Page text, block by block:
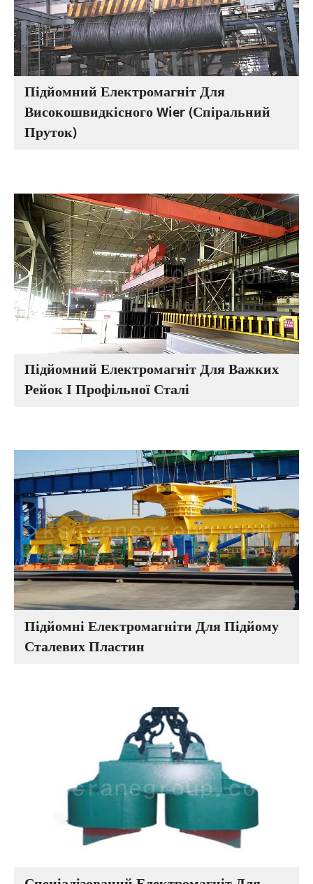
Підйомний Електромагніт Для
Високошвидкісного Wier (спіральний
Пруток)
Підйомний Електромагніт Для Важких
Рейок І Профільної Сталі
Підйомні Електромагніти Для Підйому
Сталевих Пластин